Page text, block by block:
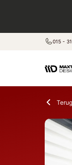
015 -